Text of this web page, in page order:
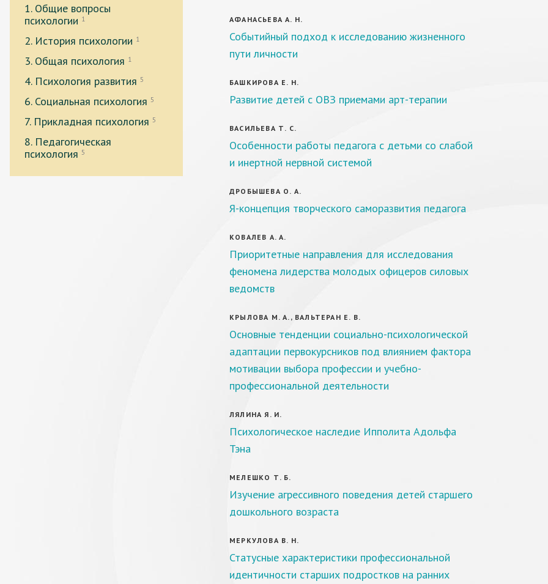
1. Общие вопросы
психологии 1
2. История психологии 1
3. Общая психология 1
4. Психология развития 5
6. Социальная психология 5
7. Прикладная психология 5
8. Педагогическая
психология 5
АФАНАСЬЕВА А. Н.
Событийный подход к исследованию жизненного
пути личности
БАШКИРОВА Е. Н.
Развитие детей с ОВЗ приемами арт-терапии
ВАСИЛЬЕВА Т. С.
Особенности работы педагога с детьми со слабой
и инертной нервной системой
ДРОБЫШЕВА О. А.
Я-концепция творческого саморазвития педагога
КОВАЛЕВ А. А.
Приоритетные направления для исследования
феномена лидерства молодых офицеров силовых
ведомств
КРЫЛОВА М. А., ВАЛЬТЕРАН Е. В.
Основные тенденции социально-психологической
адаптации первокурсников под влиянием фактора
мотивации выбора профессии и учебно-
профессиональной деятельности
ЛЯЛИНА Я. И.
Психологическое наследие Ипполита Адольфа
Тэна
МЕЛЕШКО Т. Б.
Изучение агрессивного поведения детей старшего
дошкольного возраста
МЕРКУЛОВА В. Н.
Статусные характеристики профессиональной
идентичности старших подростков на ранних